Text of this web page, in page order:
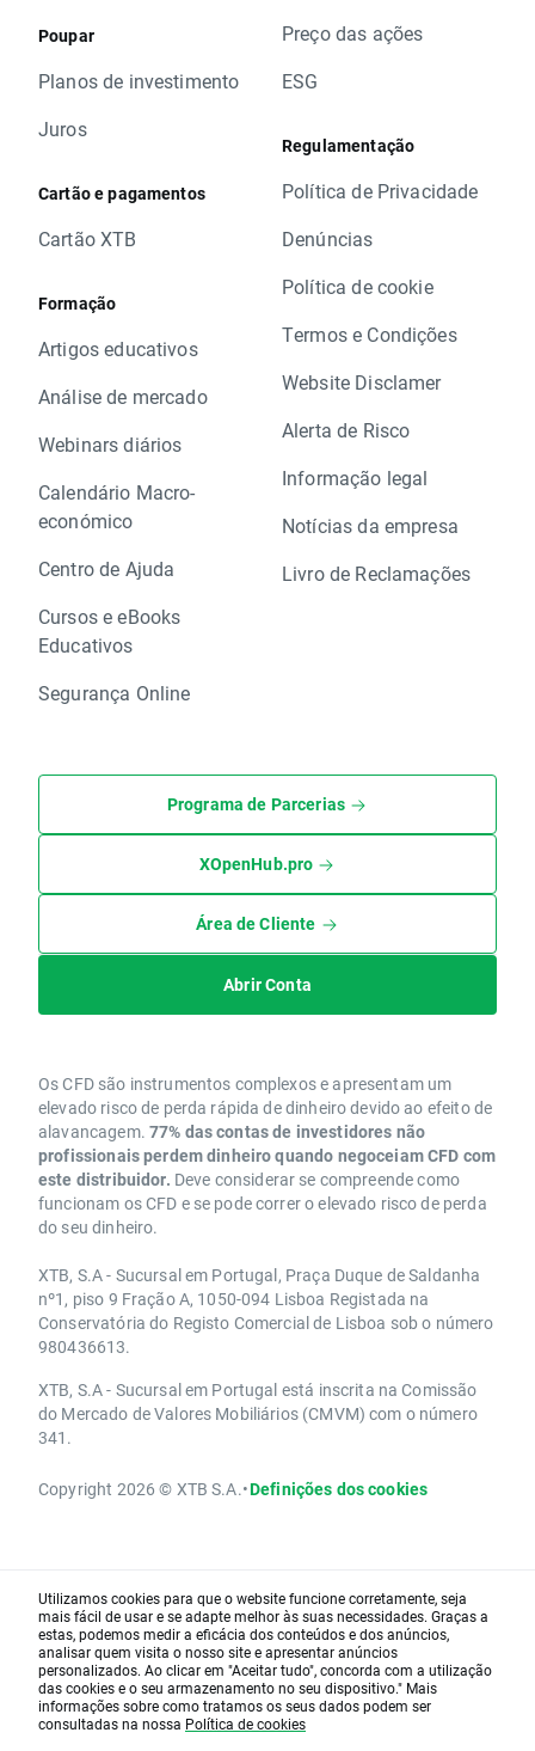
Poupar
Planos de investimento
Juros
Cartão e pagamentos
Cartão XTB
Formação
Artigos educativos
Análise de mercado
Webinars diários
Calendário Macro-
económico
Centro de Ajuda
Cursos e eBooks
Educativos
Segurança Online
Preço das ações
ESG
Regulamentação
Política de Privacidade
Denúncias
Política de cookie
Termos e Condições
Website Disclamer
Alerta de Risco
Informação legal
Notícias da empresa
Livro de Reclamações
Programa de Parcerias
XOpenHub.pro
Área de Cliente
Abrir Conta
Os CFD são instrumentos complexos e apresentam um
elevado risco de perda rápida de dinheiro devido ao efeito de
alavancagem. 77% das contas de investidores não
profissionais perdem dinheiro quando negoceiam CFD com
este distribuidor. Deve considerar se compreende como
funcionam os CFD e se pode correr o elevado risco de perda
do seu dinheiro.
XTB, S.A - Sucursal em Portugal, Praça Duque de Saldanha
nº1, piso 9 Fração A, 1050-094 Lisboa Registada na
Conservatória do Registo Comercial de Lisboa sob o número
980436613.
XTB, S.A - Sucursal em Portugal está inscrita na Comissão
do Mercado de Valores Mobiliários (CMVM) com o número
341.
Copyright 2026 © XTB S.A.•Definições dos cookies
Utilizamos cookies para que o website funcione corretamente, seja
mais fácil de usar e se adapte melhor às suas necessidades. Graças a
estas, podemos medir a eficácia dos conteúdos e dos anúncios,
analisar quem visita o nosso site e apresentar anúncios
personalizados. Ao clicar em "Aceitar tudo", concorda com a utilização
das cookies e o seu armazenamento no seu dispositivo." Mais
informações sobre como tratamos os seus dados podem ser
consultadas na nossa Política de cookies